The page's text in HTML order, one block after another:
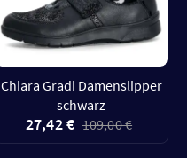
Chiara Gradi Damenslipper
schwarz
27,42 € 109,00 €